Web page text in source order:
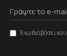
Έχω διαβάσει